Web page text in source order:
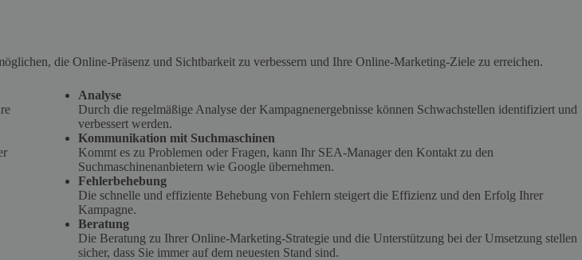
die Online-Präsenz und Sichtbarkeit zu verbessern und Ihre Online-Marketing-Ziele zu erreichen.
Analyse
Durch die regelmäßige Analyse der Kampagnenergebnisse können Schwachstellen identifiziert und
verbessert werden.
Kommunikation mit Suchmaschinen
Kommt es zu Problemen oder Fragen, kann Ihr SEA-Manager den Kontakt zu den
Suchmaschinenanbietern wie Google übernehmen.
Fehlerbehebung
Die schnelle und effiziente Behebung von Fehlern steigert die Effizienz und den Erfolg Ihrer
Kampagne.
Beratung
Die Beratung zu Ihrer Online-Marketing-Strategie und die Unterstützung bei der Umsetzung stellen
sicher, dass Sie immer auf dem neuesten Stand sind.